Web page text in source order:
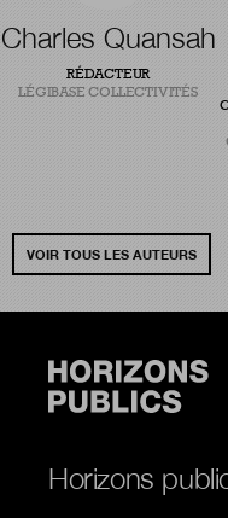
VOIR TOUS LES AUTEURS
Charles Quansah
RÉDACTEUR
LÉGIBASE COLLECTIVITÉS
Horizons